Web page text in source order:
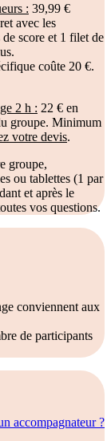
: 39,99 €
avec les
score et 1 filet de
coûte 20 €.
2 h : 22 € en
groupe. Minimum
votre devis.
groupe,
ou tablettes (1 par
et après le
vos questions.
conviennent aux
de participants
accompagnateur ?